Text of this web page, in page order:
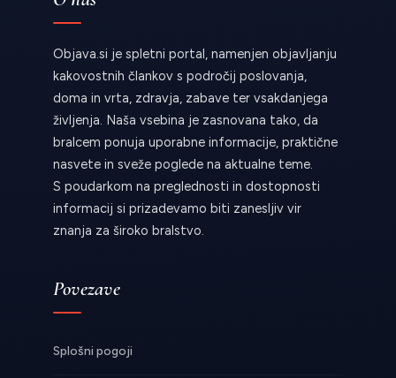
Objava.si je spletni portal, namenjen objavljanju
kakovostnih člankov s področij poslovanja,
doma in vrta, zdravja, zabave ter vsakdanjega
življenja. Naša vsebina je zasnovana tako, da
bralcem ponuja uporabne informacije, praktične
nasvete in sveže poglede na aktualne teme.
S poudarkom na preglednosti in dostopnosti
informacij si prizadevamo biti zanesljiv vir
znanja za široko bralstvo.
Povezave
Splošni pogoji